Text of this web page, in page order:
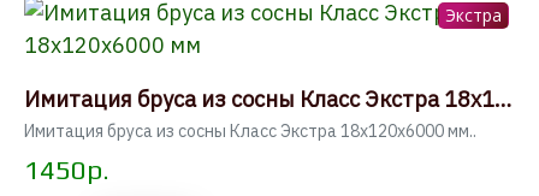
Экстра
Имитация бруса из сосны Класс Экстра 18x120x6000 мм
Имитация бруса из сосны Класс Экстра 18x120x6000 мм..
1450р.